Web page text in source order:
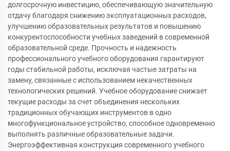
долгосрочную инвестицию, обеспечивающую значительную
отдачу благодаря снижению эксплуатационных расходов,
улучшению образовательных результатов и повышению
конкурентоспособности учебных заведений в современной
образовательной среде. Прочность и надежность
профессионального учебного оборудования гарантируют
годы стабильной работы, исключая частые затраты на
замену, связанные с использованием некачественных
технологических решений. Учебное оборудование снижает
текущие расходы за счет объединения нескольких
традиционных обучающих инструментов в одно
многофункциональное устройство, способное одновременно
выполнять различные образовательные задачи.
Энергоэффективная конструкция современного учебного